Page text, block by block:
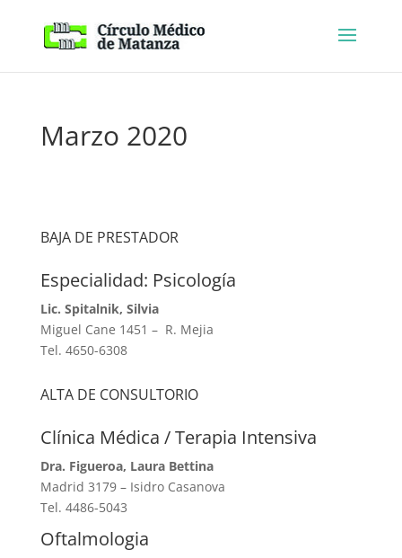
Marzo 2020
BAJA DE PRESTADOR
Especialidad: Psicología
Lic. Spitalnik, Silvia
Miguel Cane 1451 – R. Mejia
Tel. 4650-6308
ALTA DE CONSULTORIO
Clínica Médica / Terapia Intensiva
Dra. Figueroa, Laura Bettina
Madrid 3179 – Isidro Casanova
Tel. 4486-5043
Oftalmologia